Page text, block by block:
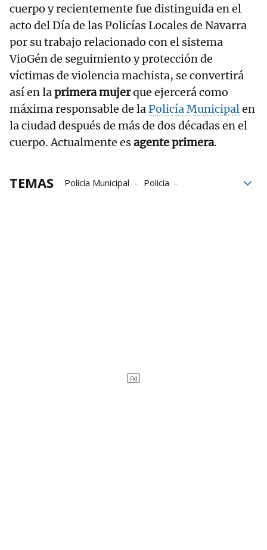
cuerpo y recientemente fue distinguida en el
acto del Día de las Policías Locales de Navarra
por su trabajo relacionado con el sistema
VioGén de seguimiento y protección de
víctimas de violencia machista, se convertirá
así en laprimera mujerque ejercerá como
máxima responsable de laPolicía Municipalen
la ciudad después de más de dos décadas en el
cuerpo. Actualmente esagente primera.
TEMAS Policía Municipal
Policía